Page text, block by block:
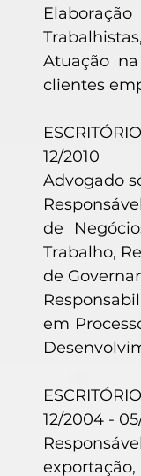
Atuação
clientes
12/2010
Advogado
de
Trabalho,
de
em
12/2004 -